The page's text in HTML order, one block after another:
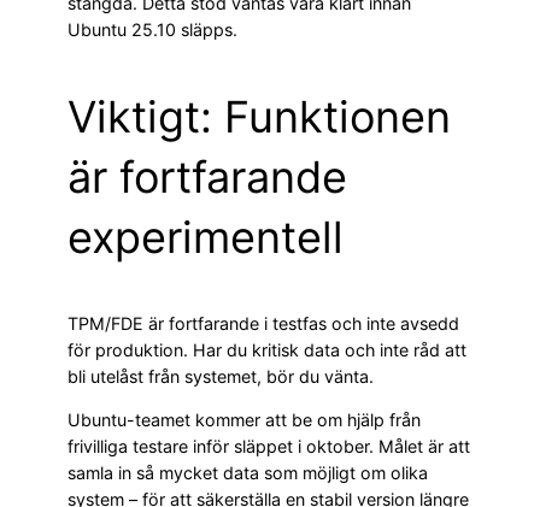
Ubuntu 25.10 släpps.
Viktigt: Funktionen
är fortfarande
experimentell
TPM/FDE är fortfarande i testfas och inte avsedd
för produktion. Har du kritisk data och inte råd att
bli utelåst från systemet, bör du vänta.
Ubuntu-teamet kommer att be om hjälp från
frivilliga testare inför släppet i oktober. Målet är att
samla in så mycket data som möjligt om olika
system – för att säkerställa en stabil version längre